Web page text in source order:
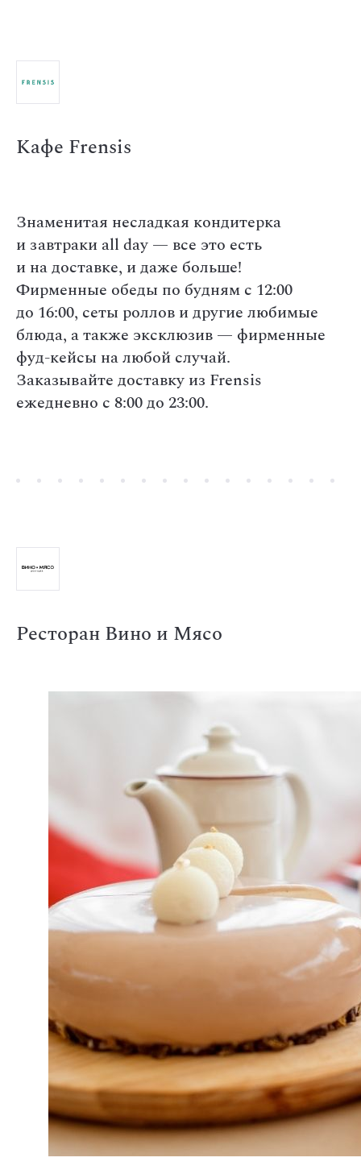
Кафе Frensis
Знаменитая несладкая кондитерка
и завтраки all day — все это есть
и на доставке, и даже больше!
Фирменные обеды по будням с 12:00
до 16:00, сеты роллов и другие любимые
блюда, а также эксклюзив — фирменные
фуд-кейсы на любой случай.
Заказывайте доставку из Frensis
ежедневно с 8:00 до 23:00.
Ресторан Вино и Мясо